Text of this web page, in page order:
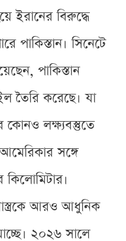
ইরানের বিরুদ্ধে
পাকিস্তান। সিনেটে
পাকিস্তান
তৈরি করেছে। যা
কোনও লক্ষ্যবস্তুতে
সঙ্গে
কিলোমিটার।
আরও আধুনিক
২০২৬ সালে